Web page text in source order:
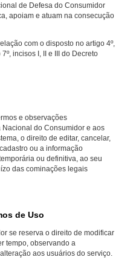
de Defesa do Consumidor
apoiam e atuam na consecução
com o disposto no artigo 4º,
incisos I, II e III do Decreto
e observações
do Consumidor e aos
o direito de editar, cancelar,
ou a informação
ou definitiva, ao seu
das cominações legais
de Uso
se reserva o direito de modificar
tempo, observando a
aos usuários do serviço.